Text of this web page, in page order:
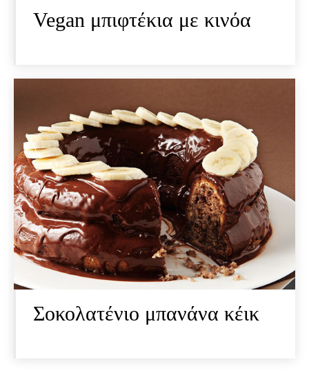
Vegan μπιφτέκια με κινόα
Σοκολατένιο μπανάνα κέικ